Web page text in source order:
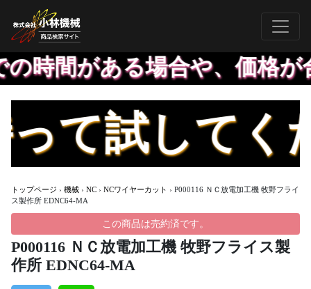
ある場合や、価格が合
くださ
トップページ › 機械 › NC › NCワイヤーカット › P000116 ＮＣ放電加工機 牧野フライ
ス製作所 EDNC64-MA
この商品は売約済です。
P000116 ＮＣ放電加工機 牧野フライス製
作所 EDNC64-MA